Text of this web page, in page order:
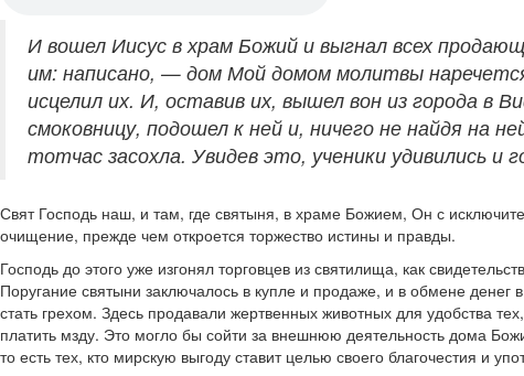
И вошел Иисус в храм Божий и выгнал всех
им: написано, — дом Мой домом молитвы
исцелил их. И, оставив их, вышел вон из города в
смоковницу, подошел к ней и, ничего не найдя на
тотчас засохла. Увидев это, ученики удивились и
Свят Господь наш, и там, где святыня, в храме Божием, Он с
очищение, прежде чем откроется торжество истины и правды.
Господь до этого уже изгонял торговцев из святилища, как
Поругание святыни заключалось в купле и продаже, и в обмене
стать грехом. Здесь продавали жертвенных животных для удобства
платить мзду. Это могло бы сойти за внешнюю деятельность дома
то есть тех, кто мирскую выгоду ставит целью своего благочестия и